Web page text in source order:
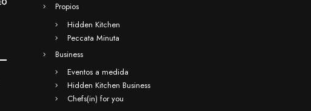
Propios
Hidden Kitchen
Peccata Minuta
Business
Eventos a medida
Hidden Kitchen Business
Chefs(in) for you